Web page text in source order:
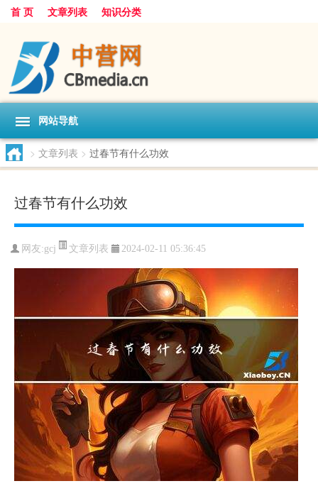
首 页 文章列表 知识分类
网站导航
> 文章列表 > 过春节有什么功效
过春节有什么功效
网友:gcj 文章列表 2024-02-11 05:36:45